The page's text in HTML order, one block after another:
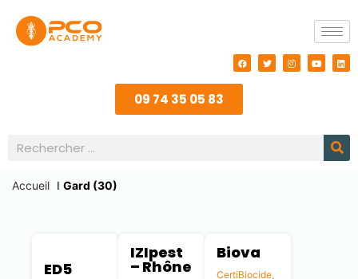
09 74 35 05 83
Accueil I Gard (30)
ED5
IZIpest
– Rhône
Biova
CertiBiocide,